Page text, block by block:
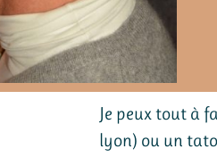
Je peux tout à
lyon) ou un